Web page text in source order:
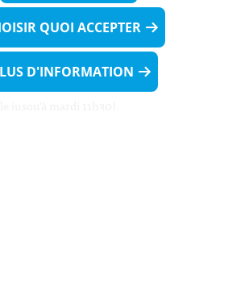
le vendredi après-
Rdv.
- 18h45 uniquement sur Rdv
QUOI ACCEPTER
D'INFORMATION